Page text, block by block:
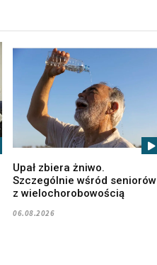
Upał zbiera żniwo.
Szczególnie wśród seniorów
z wielochorobowością
06.08.2026